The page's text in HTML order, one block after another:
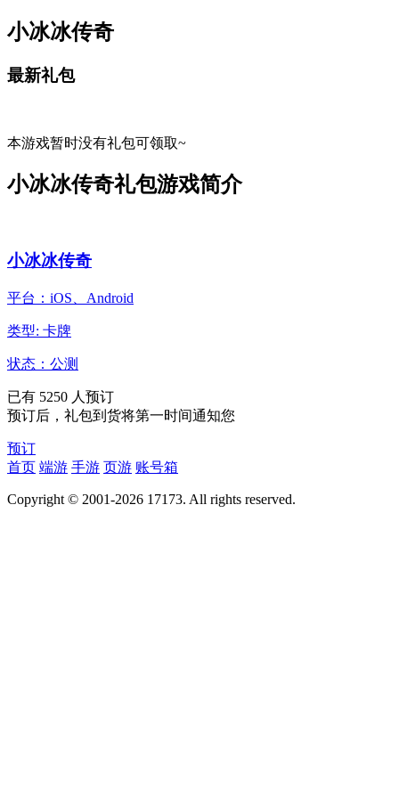
小冰冰传奇
最新礼包
本游戏暂时没有礼包可领取~
小冰冰传奇礼包游戏简介
小冰冰传奇
平台：iOS、Android
类型: 卡牌
状态：公测
已有 5250 人预订
预订后，礼包到货将第一时间通知您
预订
首页 端游 手游 页游 账号箱
Copyright © 2001-2026 17173. All rights reserved.